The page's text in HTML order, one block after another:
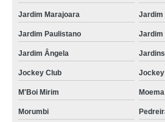
Jardim Marajoara Jardim
Jardim Paulistano Jardim
Jardim Ângela Jardins
Jockey Club Jockey
M'Boi Mirim Moema
Morumbi